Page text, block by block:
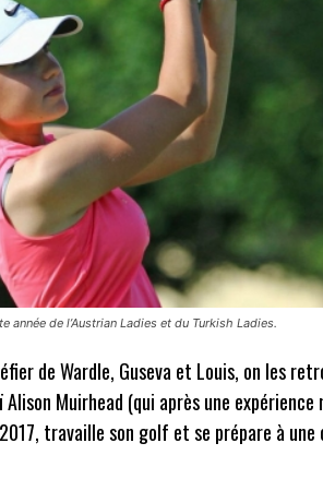
année de l’Austrian Ladies et du Turkish Ladies.
de Wardle, Guseva et Louis, on les
Muirhead (qui après une expérience
travaille son golf et se prépare à